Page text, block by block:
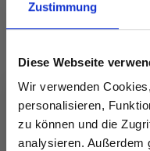
Zustimmung
Diese Webseite
Wir verwenden
personalisieren,
zu können und die
analysieren. Außerdem